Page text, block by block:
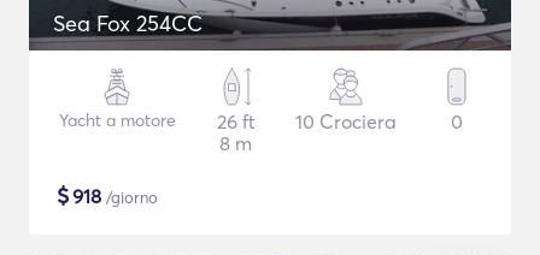
Sea Fox 254CC
Yacht a motore
26 ft
8 m
10 Crociera 0
$918 /giorno